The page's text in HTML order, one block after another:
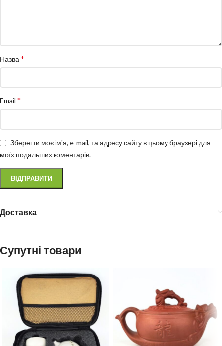
Назва *
Email *
Зберегти моє ім'я, e-mail, та адресу сайту в цьому браузері для
моїх подальших коментарів.
Доставка
Супутні товари